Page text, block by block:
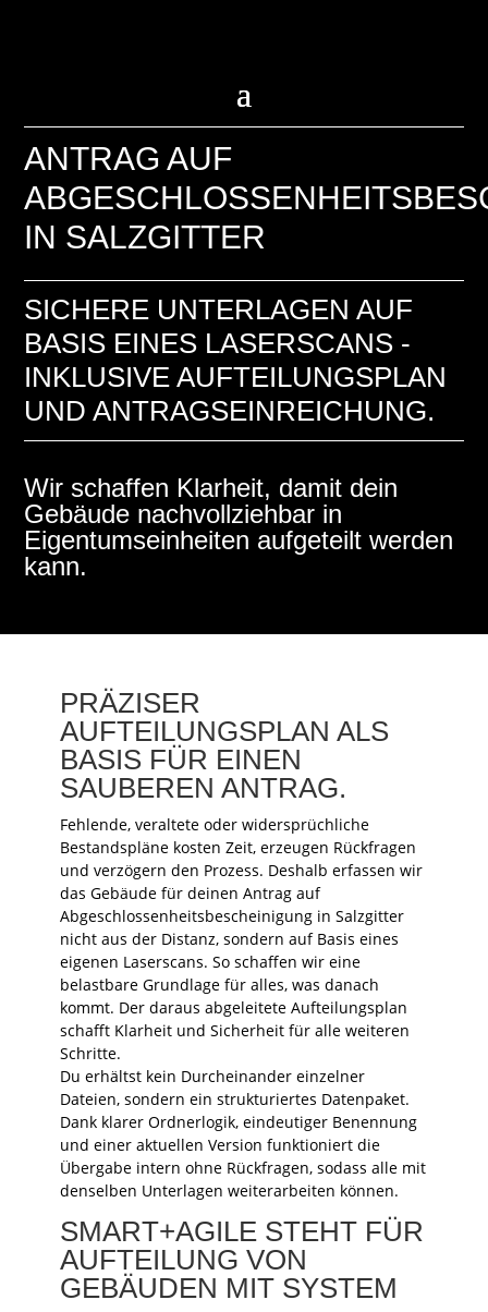
ANTRAG AUF
IN SALZGITTER
SICHERE UNTERLAGEN AUF
BASIS EINES LASERSCANS -
INKLUSIVE AUFTEILUNGSPLAN
UND ANTRAGSEINREICHUNG.
Wir schaffen Klarheit, damit dein
Gebäude nachvollziehbar in
Eigentumseinheiten aufgeteilt werden
kann.
PRÄZISER
AUFTEILUNGSPLAN ALS
BASIS FÜR EINEN
SAUBEREN ANTRAG.
Fehlende, veraltete oder widersprüchliche
Bestandspläne kosten Zeit, erzeugen Rückfragen
und verzögern den Prozess. Deshalb erfassen wir
das Gebäude für deinen Antrag auf
Abgeschlossenheitsbescheinigung in Salzgitter
nicht aus der Distanz, sondern auf Basis eines
eigenen Laserscans. So schaffen wir eine
belastbare Grundlage für alles, was danach
kommt. Der daraus abgeleitete Aufteilungsplan
schafft Klarheit und Sicherheit für alle weiteren
Schritte.
Du erhältst kein Durcheinander einzelner
Dateien, sondern ein strukturiertes Datenpaket.
Dank klarer Ordnerlogik, eindeutiger Benennung
und einer aktuellen Version funktioniert die
Übergabe intern ohne Rückfragen, sodass alle mit
denselben Unterlagen weiterarbeiten können.
SMART+AGILE STEHT FÜR
AUFTEILUNG VON
GEBÄUDEN MIT SYSTEM